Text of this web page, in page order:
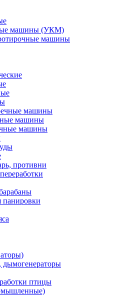
машины (УКМ)
машины
машины
машины
машины
противни
птицы